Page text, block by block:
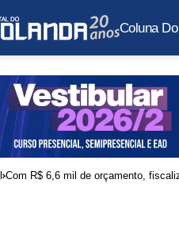
Coluna
Com R$ 6,6 mil de orçamento,